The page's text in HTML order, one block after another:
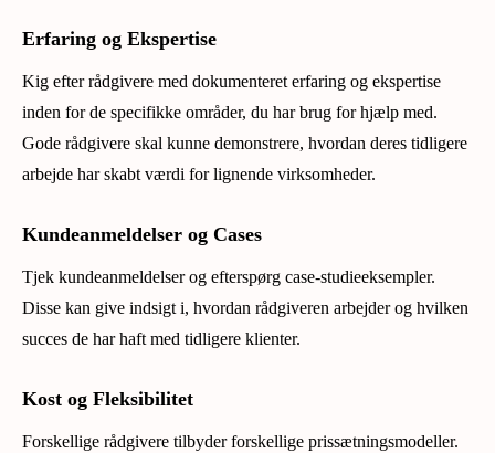
Erfaring og Ekspertise
Kig efter rådgivere med dokumenteret erfaring og ekspertise
inden for de specifikke områder, du har brug for hjælp med.
Gode rådgivere skal kunne demonstrere, hvordan deres tidligere
arbejde har skabt værdi for lignende virksomheder.
Kundeanmeldelser og Cases
Tjek kundeanmeldelser og efterspørg case-studieeksempler.
Disse kan give indsigt i, hvordan rådgiveren arbejder og hvilken
succes de har haft med tidligere klienter.
Kost og Fleksibilitet
Forskellige rådgivere tilbyder forskellige prissætningsmodeller.